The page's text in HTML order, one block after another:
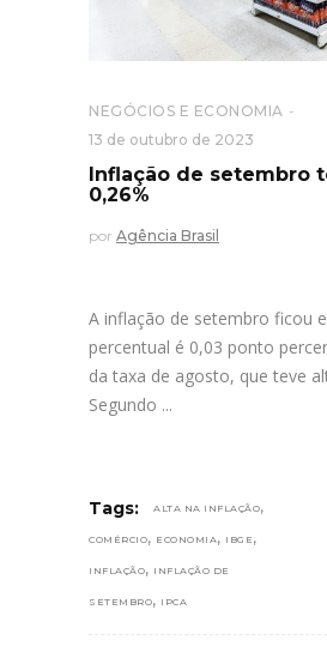
NEGÓCIOS E ECONOMIA
13 de outubro de 2023
Inflação de setembro
0,26%
por Agência Brasil
A inflação de setembro ficou
percentual é 0,03 ponto
da taxa de agosto, que teve
Segundo
Tags: ALTA NA INFLAÇÃO,
COMÉRCIO, ECONOMIA, IBGE ,
INFLAÇÃO, INFLAÇÃO DE
SETEMBRO, IPCA